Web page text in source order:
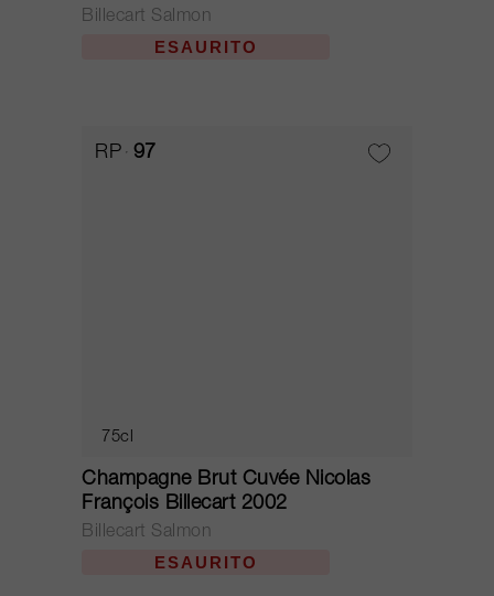
Billecart Salmon
ESAURITO
RP 97
75cl
Champagne Brut Cuvée Nicolas
François Billecart 2002
Billecart Salmon
ESAURITO